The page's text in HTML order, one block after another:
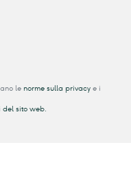
le norme sulla privacy e i
del sito web.